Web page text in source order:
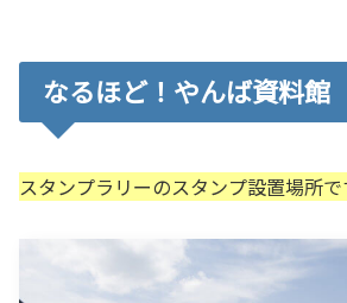
なるほど！やんば資料館
スタンプラリーのスタンプ設置場所で